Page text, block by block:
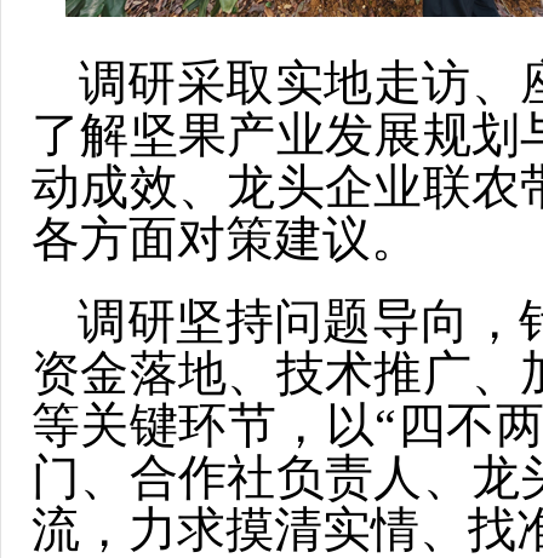
调研采取实地走访、
了解坚果产业发展规
动成效、龙头企业联农
各方面对策建议。
调研坚持问题导向，
资金落地、技术推广
等关键环节，以“四不
门、合作社负责人、
流，力求摸清实情、找